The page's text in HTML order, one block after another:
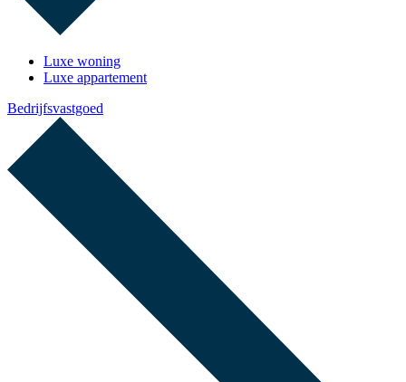
Luxe woning
Luxe appartement
Bedrijfsvastgoed